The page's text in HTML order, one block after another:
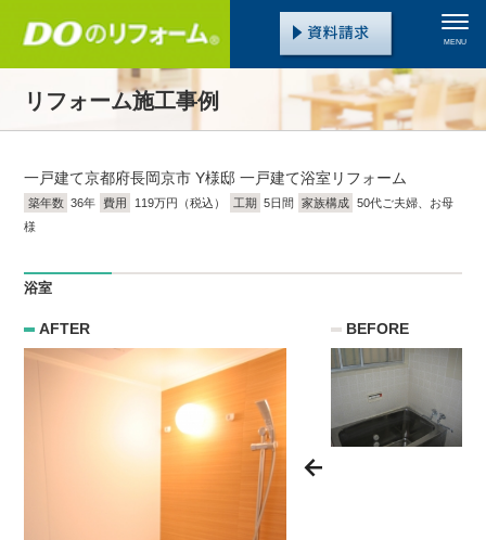
MENU
リフォーム施工事例
一戸建て京都府長岡京市 Y様邸 一戸建て浴室リフォーム
築年数 36年 費用 119万円（税込） 工期 5日間 家族構成 50代ご夫婦、お母
様
浴室
BEFORE
AFTER